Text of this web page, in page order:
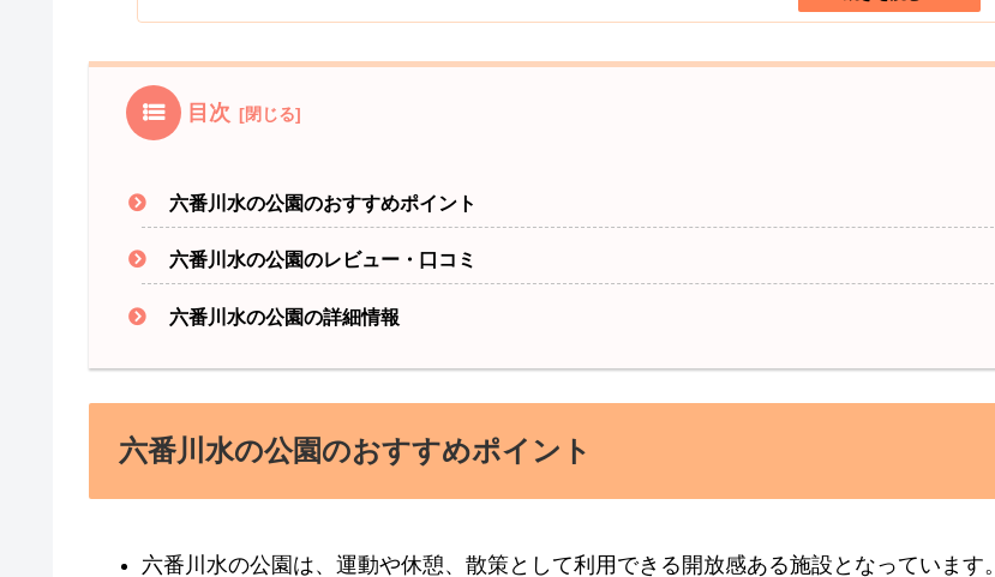
目次
六番川水の公園のおすすめポイント
六番川水の公園のレビュー・口コミ
六番川水の公園の詳細情報
六番川水の公園のおすすめポイント
六番川水の公園は、運動や休憩、散策として利用できる開放感ある施設となっています。